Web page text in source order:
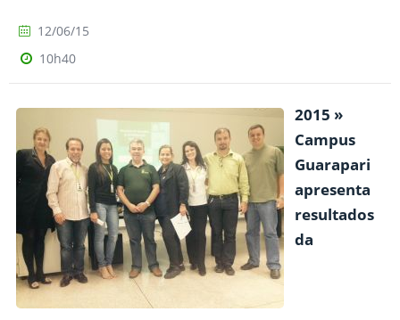
12/06/15
10h40
2015 »
Campus
Guarapari
apresenta
resultados
da